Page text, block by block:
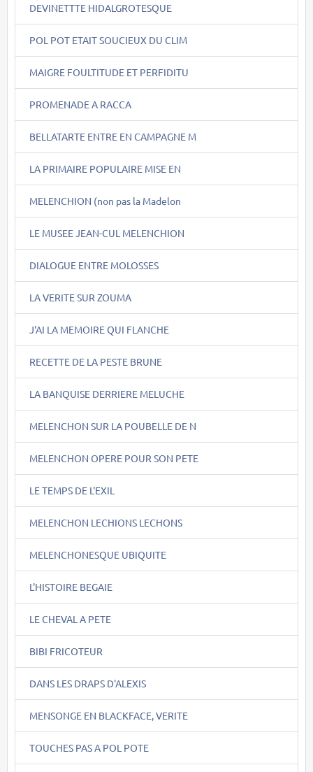
DEVINETTTE HIDALGROTESQUE
POL POT ETAIT SOUCIEUX DU CLIM
MAIGRE FOULTITUDE ET PERFIDITU
PROMENADE A RACCA
BELLATARTE ENTRE EN CAMPAGNE M
LA PRIMAIRE POPULAIRE MISE EN
MELENCHION (non pas la Madelon
LE MUSEE JEAN-CUL MELENCHION
DIALOGUE ENTRE MOLOSSES
LA VERITE SUR ZOUMA
J'AI LA MEMOIRE QUI FLANCHE
RECETTE DE LA PESTE BRUNE
LA BANQUISE DERRIERE MELUCHE
MELENCHON SUR LA POUBELLE DE N
MELENCHON OPERE POUR SON PETE
LE TEMPS DE L'EXIL
MELENCHON LECHIONS LECHONS
MELENCHONESQUE UBIQUITE
L'HISTOIRE BEGAIE
LE CHEVAL A PETE
BIBI FRICOTEUR
DANS LES DRAPS D'ALEXIS
MENSONGE EN BLACKFACE, VERITE
TOUCHES PAS A POL POTE